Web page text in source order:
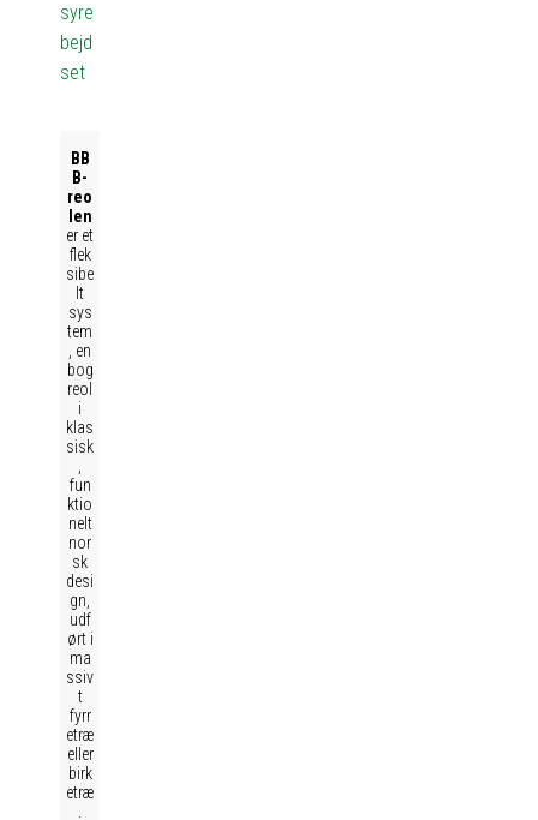
syre
bejd
set
BB
B-
reo
len
er et
flek
sibe
lt
sys
tem
, en
bog
reol
i
klas
sisk
fun
ktio
nelt
nor
sk
desi
gn,
udf
ørt i
ma
ssiv
t
fyrr
etræ
eller
birk
etræ